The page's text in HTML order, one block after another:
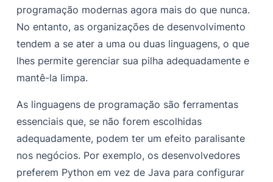
Resumo
programação modernas agora mais do que nunca.
No entanto, as organizações de desenvolvimento
tendem a se ater a uma ou duas linguagens, o que
lhes permite gerenciar sua pilha adequadamente e
mantê-la limpa.
As linguagens de programação são ferramentas
essenciais que, se não forem escolhidas
adequadamente, podem ter um efeito paralisante
nos negócios. Por exemplo, os desenvolvedores
preferem Python em vez de Java para configurar